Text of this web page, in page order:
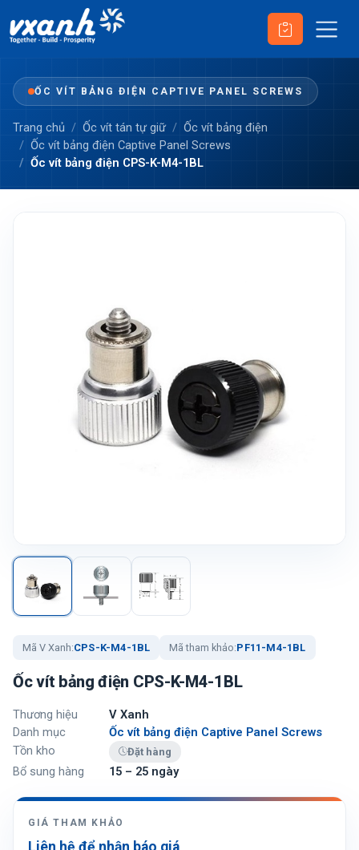
ỐC VÍT BẢNG ĐIỆN CAPTIVE PANEL SCREWS
Trang chủ Ốc vít tán tự giữ
Ốc vít bảng điện
Ốc vít bảng điện Captive Panel Screws
Ốc vít bảng điện CPS-K-M4-1BL
Mã V Xanh:CPS-K-M4-1BL Mã tham khảo:PF11-M4-1BL
Ốc vít bảng điện CPS-K-M4-1BL
Thương hiệu
V Xanh
Danh mục
Ốc vít bảng điện Captive Panel Screws
Tồn kho
Đặt hàng
Bổ sung hàng 15 – 25 ngày
GIÁ THAM KHẢO
Liên hệ để nhận báo giá